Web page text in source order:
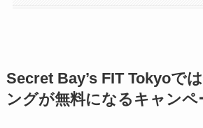
Secret Bay’s FIT Tokyoで
ングが無料になるキャンペ